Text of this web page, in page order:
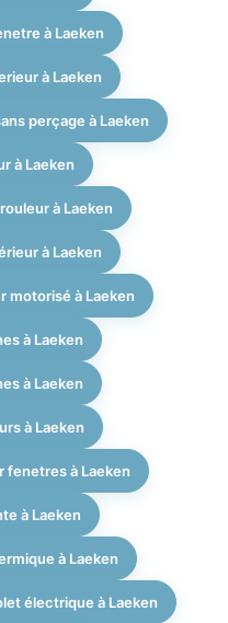
à Laeken
à Laeken
perçage à Laeken
à Laeken
à Laeken
à Laeken
motorisé à Laeken
à Laeken
à Laeken
à Laeken
fenetres à Laeken
à Laeken
à Laeken
électrique à Laeken